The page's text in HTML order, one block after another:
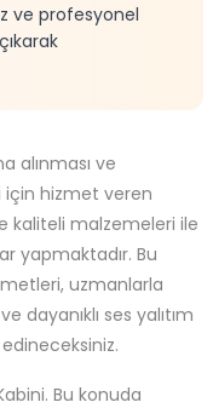
ve profesyonel
alınması ve
hizmet veren
kaliteli malzemeleri ile
yapmaktadır. Bu
uzmanlarla
dayanıklı ses yalıtım
Bu konuda